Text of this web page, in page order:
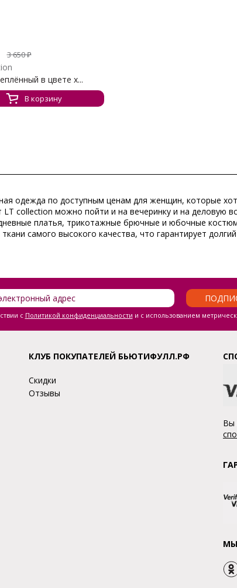
3 650₽
в цвете х...
В корзину
одежда по доступным ценам для женщин, которые
LT collection можно пойти и на вечеринку и на деловую
платья, трикотажные брючные и юбочные
самого высокого качества, что гарантирует
с Политикой конфиденциальности и с использованием
КЛУБ ПОКУПАТЕЛЕЙ БЬЮТИФУЛЛ.РФ
Скидки
Отзывы
Вы
МЫ